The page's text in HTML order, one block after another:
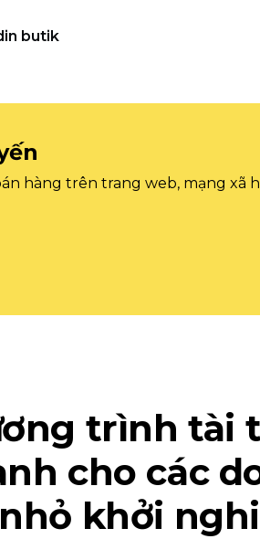
butik
hàng trên trang web, mạng xã
trình tài
cho các
khởi